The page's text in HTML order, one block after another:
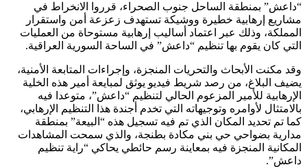
“داعش” بمنطقة الساحل جنوب الصحراء، قرروا الانخراط في
مشاريع إرهابية خطيرة ووشيكة تستهدف زعزعة أمن واستقرار
المملكة، وذلك عبر اعتماد أساليب إرهابية مستوحاة من العمليات
التي كان يقوم بها تنظيم “داعش” في الساحة السورية العراقية.
وقد مكنت الأبحاث والتحريات المنجزة، وإجراءات المتابعة الأمنية،
يضيف البلاغ، من رصد شريط فيديو يوثق لمبايعة أمير هذه الخلية
الإرهابية للأمير المزعوم الحالي لتنظيم “داعش”، متوعدا فيه
بالامتثال لأوامره وتوجيهاته التي تخدم أجندة هذا التنظيم الإرهابي،
كما تم تحديد المكان الذي تم فيه تسجيل هذه “البيعة” بمنطقة
مدارية بضواحي حي بني مكادة بطنجة، والذي سمحت المشاهدات
المكانية المنجزة فيه بمعاينة رسم حائطي يحاكي “راية تنظيم
داعش”.